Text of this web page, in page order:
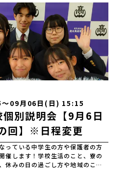
09月06日(日) 15:15
別説明会【9月6日
回】※日程変更
っている中学生の方や保護者の方
催します！学校生活のこと、寮の
休みの日の過ごし方や地域のこと
この機会に南大隅高校生とおしゃ